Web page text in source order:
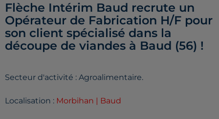
Flèche Intérim Baud recrute un
Opérateur de Fabrication H/F pour
son client spécialisé dans la
découpe de viandes à Baud (56) !
Secteur d'activité : Agroalimentaire.
Localisation : Morbihan | Baud